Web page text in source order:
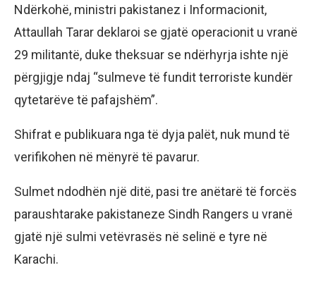
Ndërkohë, ministri pakistanez i Informacionit,
Attaullah Tarar deklaroi se gjatë operacionit u vranë
29 militantë, duke theksuar se ndërhyrja ishte një
përgjigje ndaj “sulmeve të fundit terroriste kundër
qytetarëve të pafajshëm”.
Shifrat e publikuara nga të dyja palët, nuk mund të
verifikohen në mënyrë të pavarur.
Sulmet ndodhën një ditë, pasi tre anëtarë të forcës
paraushtarake pakistaneze Sindh Rangers u vranë
gjatë një sulmi vetëvrasës në selinë e tyre në
Karachi.